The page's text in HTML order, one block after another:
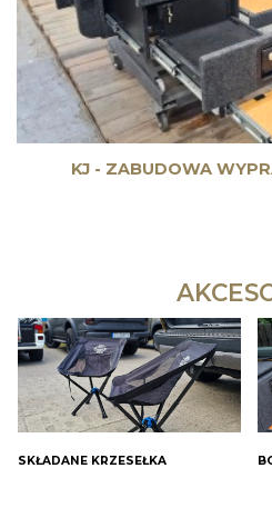
KJ - ZABUDOWA
SKŁADANE KRZESEŁKA